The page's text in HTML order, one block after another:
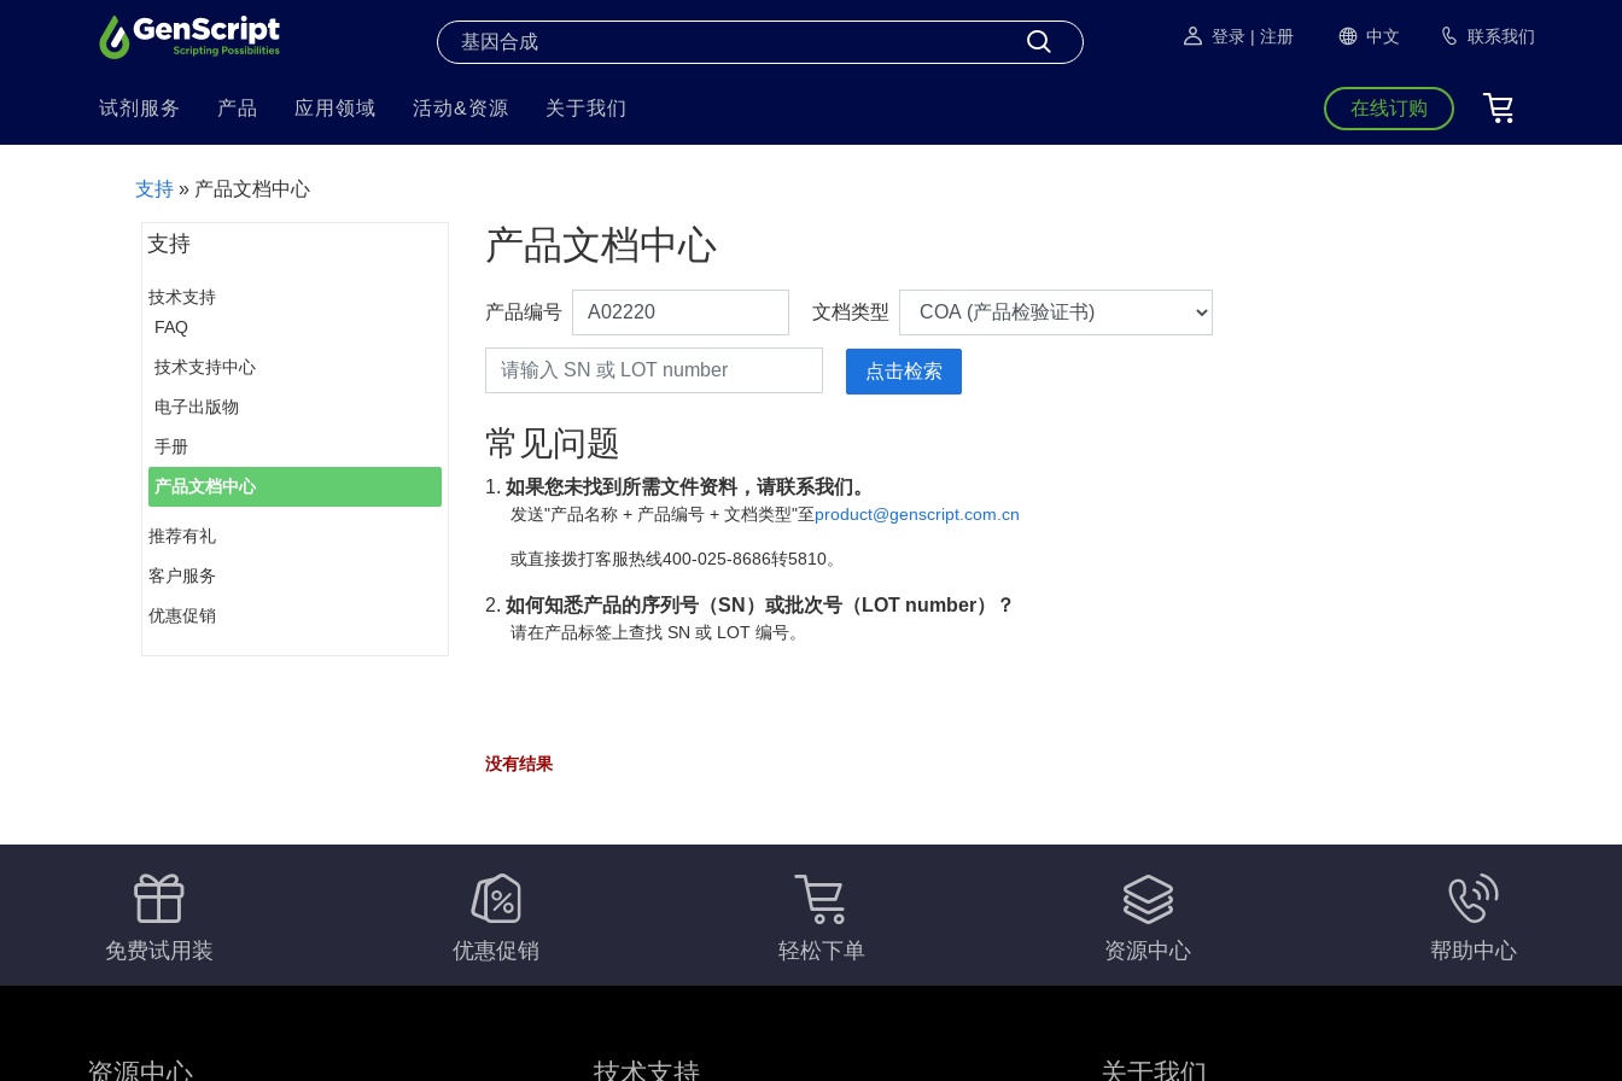
登录 | 注册 中文 联系我们
试剂服务 产品 应用领域 活动&资源 关于我们 在线订购
支持 » 产品文档中心
支持
技术支持
FAQ
技术支持中心
电子出版物
手册
产品文档中心
推荐有礼
客户服务
优惠促销
产品文档中心
产品编号 文档类型
常见问题
1. 如果您未找到所需文件资料，请联系我们。
发送"产品名称 + 产品编号 + 文档类型"至product@genscript.com.cn
或直接拨打客服热线400-025-8686转5810。
2. 如何知悉产品的序列号（SN）或批次号（LOT number）？
请在产品标签上查找 SN 或 LOT 编号。
没有结果
免费试用装 优惠促销 轻松下单 资源中心 帮助中心
资源中心 技术支持 关于我们